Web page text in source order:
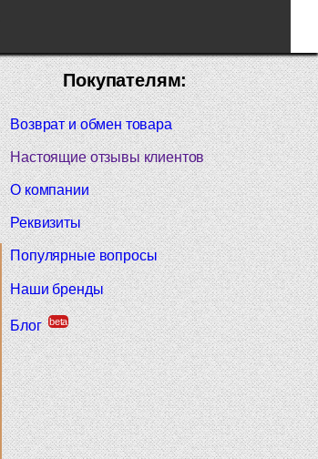
Покупателям:
Возврат и обмен товара
Настоящие отзывы клиентов
О компании
Реквизиты
Популярные вопросы
Наши бренды
Блог beta